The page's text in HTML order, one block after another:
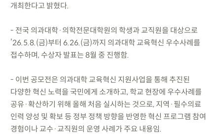
개최한다고 밝혔다.
- 전국 의과대학·의학전문대학원의 학생과 교직원을 대상으로
’26.5.8.(금)부터 6.26.(금)까지 의과대학 교육혁신 우수사례를
접수하며, 수상자 발표는 8월 중 진행함.
- 이번 공모전은 의과대학 교육혁신 지원사업을 통해 추진된
다양한 혁신 노력을 국민에게 소개하고, 학교 현장에 우수사례를
공유·확산하기 위해 올해 처음 실시하는 것으로, 지역·필수의료
인력 양성 및 확보 등 정부 정책 방향을 반영한 혁신 프로그램 참여
경험이나 교수·교직원의 운영 사례가 주요 내용임.